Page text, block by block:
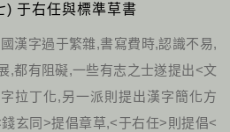
) 于右任與標準草書
漢字過于繁雜,書寫費時,認識不易,
,都有阻礙,一些有志之士遂提出<文
拉丁化,另一派則提出漢字簡化方
玄同>提倡章草,<于右任>則提倡<